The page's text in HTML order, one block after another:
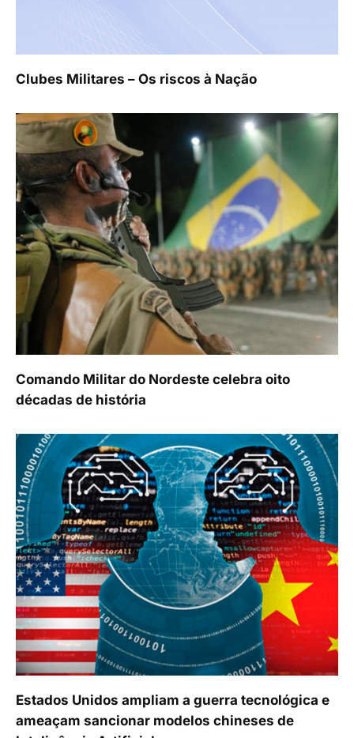
Clubes Militares – Os riscos à Nação
Comando Militar do Nordeste celebra oito
décadas de história
Estados Unidos ampliam a guerra tecnológica e
ameaçam sancionar modelos chineses de